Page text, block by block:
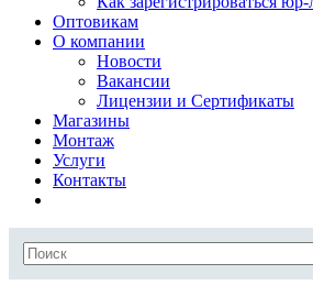
Оптовикам
О компании
Новости
Вакансии
Лицензии и Сертификаты
Магазины
Монтаж
Услуги
Контакты